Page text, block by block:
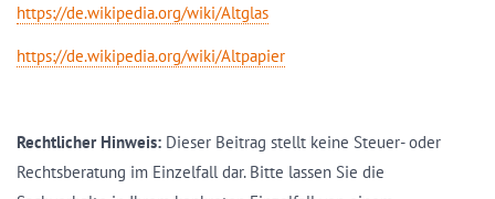
https://de.wikipedia.org/wiki/Altglas
https://de.wikipedia.org/wiki/Altpapier
Rechtlicher Hinweis: Dieser Beitrag stellt keine Steuer- oder
Rechtsberatung im Einzelfall dar. Bitte lassen Sie die